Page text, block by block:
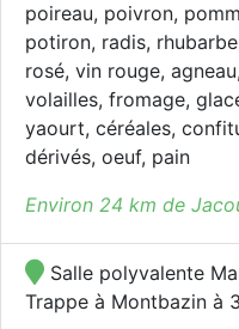
poireau, poivron,
potiron, radis,
rosé, vin rouge,
volailles, fromage,
yaourt, céréales,
dérivés, oeuf, pain
Environ 24 km de
Salle polyvalente
Trappe à Montbazin à